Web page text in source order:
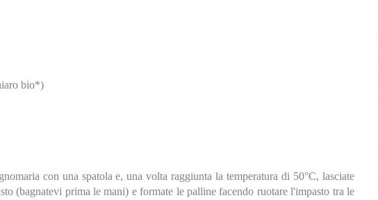
bio*)
con una spatola e, una volta raggiunta la temperatura di 50°C, lasciate
(bagnatevi prima le mani) e formate le palline facendo ruotare l'impasto tra le